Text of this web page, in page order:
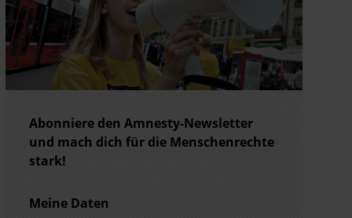
Abonniere den Amnesty-Newsletter
und mach dich für die Menschenrechte
stark!
Meine Daten